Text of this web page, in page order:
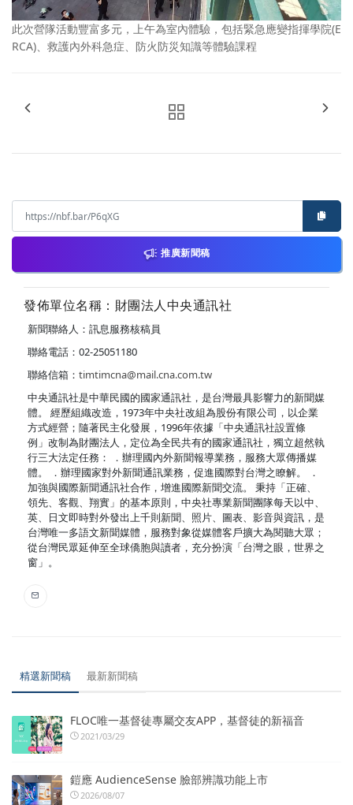
此次營隊活動豐富多元，上午為室內體驗，包括緊急應變指揮學院(E
RCA)、救護內外科急症、防火防災知識等體驗課程
推廣新聞稿
發佈單位名稱：財團法人中央通訊社
新聞聯絡人：訊息服務核稿員
聯絡電話：02-25051180
聯絡信箱： timtimcna@mail.cna.com.tw
中央通訊社是中華民國的國家通訊社，是台灣最具影響力的新聞媒
體。 經歷組織改造，1973年中央社改組為股份有限公司，以企業
方式經營；隨著民主化發展，1996年依據「中央通訊社設置條
例」改制為財團法人，定位為全民共有的國家通訊社，獨立超然執
行三大法定任務： ．辦理國內外新聞報導業務，服務大眾傳播媒
體。 ．辦理國家對外新聞通訊業務，促進國際對台灣之瞭解。 ．
加強與國際新聞通訊社合作，增進國際新聞交流。 秉持「正確、
領先、客觀、翔實」的基本原則，中央社專業新聞團隊每天以中、
英、日文即時對外發出上千則新聞、照片、圖表、影音與資訊，是
台灣唯一多語文新聞媒體，服務對象從媒體客戶擴大為閱聽大眾；
從台灣民眾延伸至全球僑胞與讀者，充分扮演「台灣之眼，世界之
窗」。
精選新聞稿 最新新聞稿
FLOC唯一基督徒專屬交友APP，基督徒的新福音
2021/03/29
鎧應 AudienceSense 臉部辨識功能上市
2026/08/07